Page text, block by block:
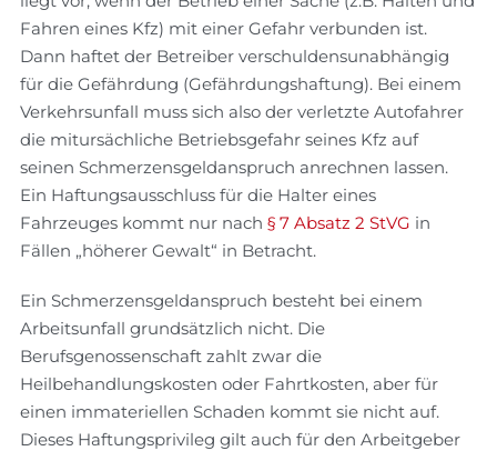
Fahren eines Kfz) mit einer Gefahr verbunden ist.
Dann haftet der Betreiber verschuldensunabhängig
für die Gefährdung (Gefährdungshaftung). Bei einem
Verkehrsunfall muss sich also der verletzte Autofahrer
die mitursächliche Betriebsgefahr seines Kfz auf
seinen Schmerzensgeldanspruch anrechnen lassen.
Ein Haftungsausschluss für die Halter eines
Fahrzeuges kommt nur nach§ 7 Absatz 2 StVG in
Fällen „höherer Gewalt“ in Betracht.
Ein Schmerzensgeldanspruch besteht bei einem
Arbeitsunfall grundsätzlich nicht. Die
Berufsgenossenschaft zahlt zwar die
Heilbehandlungskosten oder Fahrtkosten, aber für
einen immateriellen Schaden kommt sie nicht auf.
Dieses Haftungsprivileg gilt auch für den Arbeitgeber